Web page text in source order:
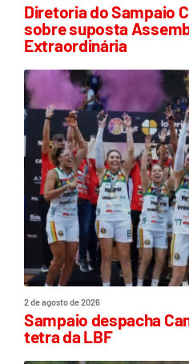
Diretoria do Sampaio
sobre suposta
Extraordinária
2 de agosto de 2026
Sampaio despacha
tetra da LBF